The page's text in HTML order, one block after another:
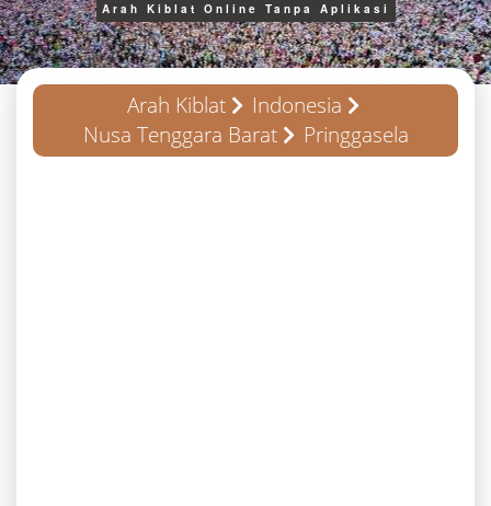
Arah Kiblat Online Tanpa Aplikasi
Arah Kiblat
Indonesia
Nusa Tenggara Barat
Pringgasela